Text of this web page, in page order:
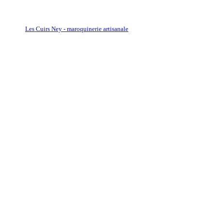
Les Cuirs Ney - maroquinerie artisanale